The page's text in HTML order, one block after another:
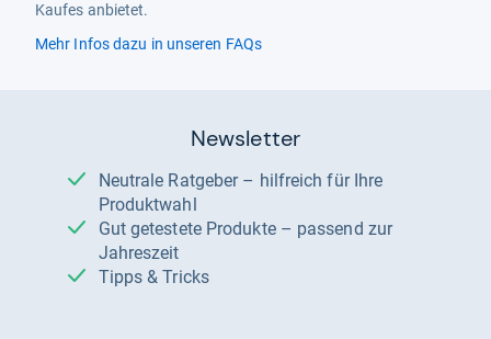
Kaufes anbietet.
Mehr Infos dazu in unseren FAQs
Newsletter
Neutrale Ratgeber – hilfreich für Ihre
Produktwahl
Gut getestete Produkte – passend zur
Jahreszeit
Tipps & Tricks